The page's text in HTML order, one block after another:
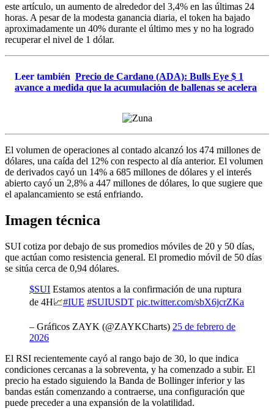
este artículo, un aumento de alrededor del 3,4% en las últimas 24
horas. A pesar de la modesta ganancia diaria, el token ha bajado
aproximadamente un 40% durante el último mes y no ha logrado
recuperar el nivel de 1 dólar.
Leer también Precio de Cardano (ADA): Bulls Eye $ 1
avance a medida que la acumulación de ballenas se acelera
El volumen de operaciones al contado alcanzó los 474 millones de
dólares, una caída del 12% con respecto al día anterior. El volumen
de derivados cayó un 14% a 685 millones de dólares y el interés
abierto cayó un 2,8% a 447 millones de dólares, lo que sugiere que
el apalancamiento se está enfriando.
Imagen técnica
SUI cotiza por debajo de sus promedios móviles de 20 y 50 días,
que actúan como resistencia general. El promedio móvil de 50 días
se sitúa cerca de 0,94 dólares.
$SUI Estamos atentos a la confirmación de una ruptura
de 4H📈#IUE #SUIUSDT pic.twitter.com/sbX6jcrZKa
– Gráficos ZAYK (@ZAYKCharts) 25 de febrero de
2026
El RSI recientemente cayó al rango bajo de 30, lo que indica
condiciones cercanas a la sobreventa, y ha comenzado a subir. El
precio ha estado siguiendo la Banda de Bollinger inferior y las
bandas están comenzando a contraerse, una configuración que
puede preceder a una expansión de la volatilidad.